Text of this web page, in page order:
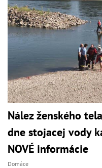
Nález ženského
dne stojacej vody
NOVÉ informácie
Domáce